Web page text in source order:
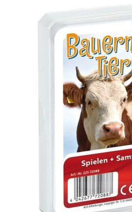
Doppelt antippen
vergrößern